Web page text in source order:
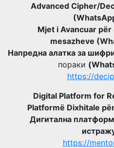
Advanced Cipher/
Mjet i Avancuar
mesazheve
Напредна алатка за
пораки
https://
Digital Platform for
Platformë Dixhitale
Дигитална
https://